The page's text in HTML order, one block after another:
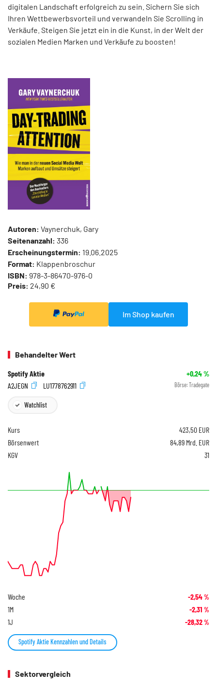
digitalen Landschaft erfolgreich zu sein. Sichern Sie sich
Ihren Wettbewerbsvorteil und verwandeln Sie Scrolling in
Verkäufe. Steigen Sie jetzt ein in die Kunst, in der Welt der
sozialen Medien Marken und Verkäufe zu boosten!
Autoren: Vaynerchuk, Gary
Seitenanzahl: 336
Erscheinungstermin: 19.06.2025
Format: Klappenbroschur
ISBN: 978-3-86470-976-0
Preis: 24,90 €
Im Shop kaufen
Behandelter Wert
Spotify Aktie +0,24%
A2JEGN
LU1778762911 Börse: Tradegate
Watchlist
Kurs 423,50 EUR
Börsenwert
84,89 Mrd. EUR
KGV
31
Woche -2,54%
1M -2,31 %
1J -28,32%
Spotify Aktie Kennzahlen und Details
Sektorvergleich